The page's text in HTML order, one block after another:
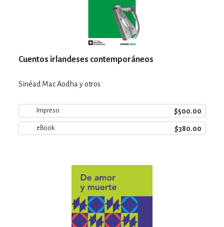
Cuentos irlandeses contemporáneos
Sinéad Mac Aodha y otros
Impreso $500.00
eBook $380.00